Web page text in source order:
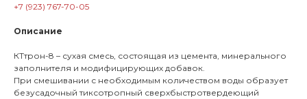
+7 (923) 767-70-05
Описание
КТтрон-8 – сухая смесь, состоящая из цемента, минерального
заполнителя и модифицирующих добавок.
При смешивании с необходимым количеством воды образует
безусадочный тиксотропный сверхбыстротвердеющий